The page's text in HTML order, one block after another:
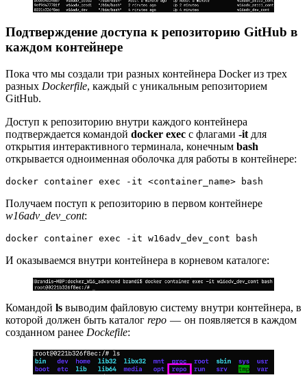
Подтверждение доступа к репозиторию GitHub в
каждом контейнере
Пока что мы создали три разных контейнера Docker из трех
разных Dockerfile, каждый с уникальным репозиторием
GitHub.
Доступ к репозиторию внутри каждого контейнера
подтверждается командой docker exec с флагами -it для
открытия интерактивного терминала, конечным bash
открывается одноименная оболочка для работы в контейнере:
docker container exec -it <container_name> bash
Получаем поступ к репозиторию в первом контейнере
w16adv_dev_cont:
docker container exec -it w16adv_dev_cont bash
И оказываемся внутри контейнера в корневом каталоге:
Командой ls выводим файловую систему внутри контейнера, в
которой должен быть каталог repo — он появляется в каждом
созданном ранее Dockefile: